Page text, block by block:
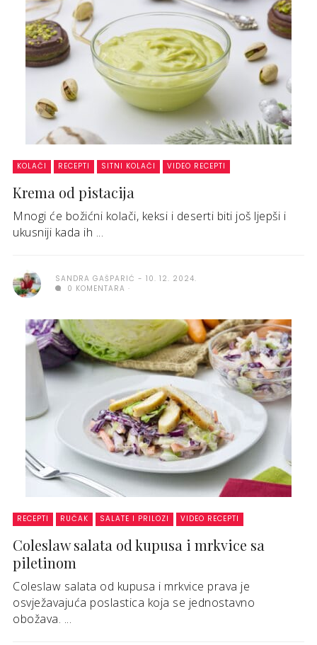
KOLAČI RECEPTI SITNI KOLAČI VIDEO RECEPTI
Krema od pistacija
Mnogi će božićni kolači, keksi i deserti biti još ljepši i
ukusniji kada ih ...
SANDRA GAŠPARIĆ
10. 12. 2024.
0 KOMENTARA
RECEPTI RUČAK SALATE I PRILOZI VIDEO RECEPTI
Coleslaw salata od kupusa i mrkvice sa
piletinom
Coleslaw salata od kupusa i mrkvice prava je
osvježavajuća poslastica koja se jednostavno
obožava. ...